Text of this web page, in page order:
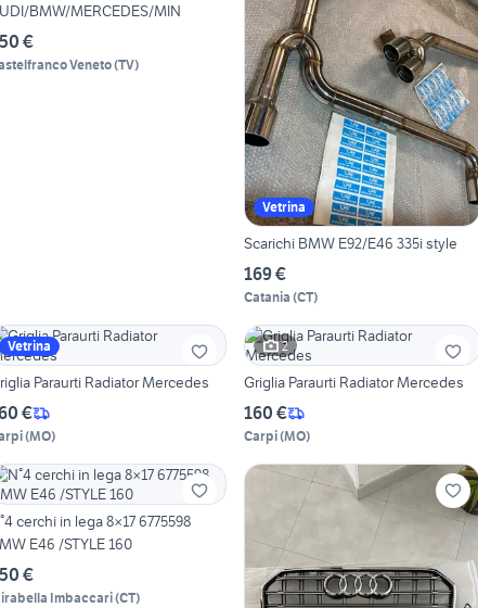
BMW/MERCEDES/MIN
€
Veneto(TV)
Vetrina
Scarichi BMW E92/E46 335i style
169 €
Catania (CT)
Vetrina
Paraurti Radiator Mercedes
€
(MO)
2
Griglia Paraurti Radiator Mercedes
160 €
Carpi(MO)
cerchi in lega 8×17 6775598
E46 /STYLE 160
€
Imbaccari(CT)